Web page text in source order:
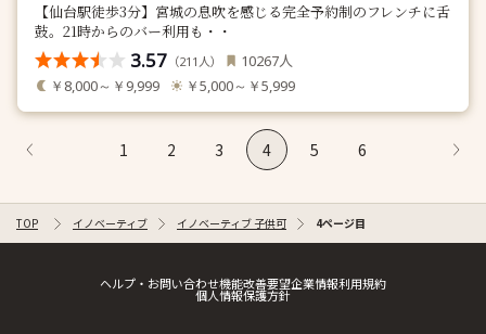
【仙台駅徒歩3分】宮城の息吹を感じる完全予約制のフレンチに舌
鼓。21時からのバー利用も・・
3.57 （211 人） 10267人
￥8,000～￥9,999 ￥5,000～￥5,999
1 2 3 4 5 6
TOP イノベーティブ イノベーティブ 子供可 4ページ目
ヘルプ・お問い合わせ機能改善要望企業情報利用規約
個人情報保護方針